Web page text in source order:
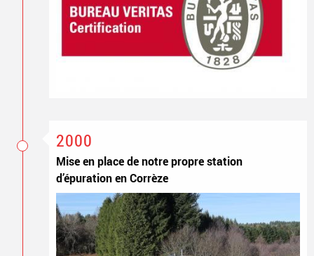
2000
Mise en place de notre propre station
d’épuration en Corrèze